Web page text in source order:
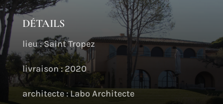
DÉTAILS
lieu : Saint Tropez
livraison : 2020
architecte : Labo Architecte